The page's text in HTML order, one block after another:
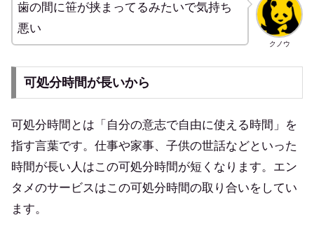
クノウ
歯の間に笹が挟まってるみたいで気持ち
悪い
可処分時間が長いから
可処分時間とは「自分の意志で自由に使える時間」を
指す言葉です。仕事や家事、子供の世話などといった
時間が長い人はこの可処分時間が短くなります。エン
タメのサービスはこの可処分時間の取り合いをしてい
ます。